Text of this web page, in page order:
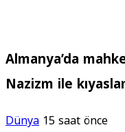
Almanya’da
Nazizm ile
Dünya 15 saat önce